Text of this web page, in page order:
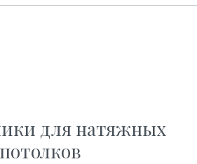
для натяжных
потолков